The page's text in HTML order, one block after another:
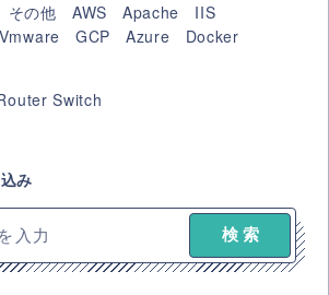
その他 AWS Apache
IIS
Vmware GCP Azure
Docker
Switch
み